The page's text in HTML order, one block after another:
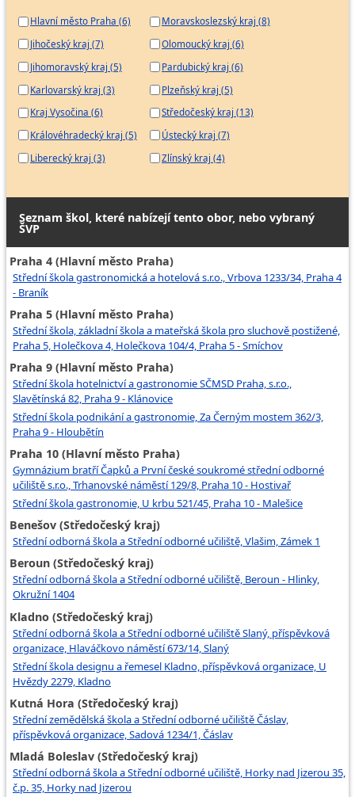
Hlavní město Praha (6)
Jihočeský kraj (7)
Jihomoravský kraj (5)
Karlovarský kraj (3)
Kraj Vysočina (6)
Královéhradecký kraj (5)
Liberecký kraj (3)
Moravskoslezský kraj (8)
Olomoucký kraj (6)
Pardubický kraj (6)
Plzeňský kraj (5)
Středočeský kraj (13)
Ústecký kraj (7)
Zlínský kraj (4)
Seznam škol, které nabízejí tento obor, nebo vybraný
ŠVP
Praha 4 (Hlavní město Praha)
Střední škola gastronomická a hotelová s.r.o., Vrbova 1233/34, Praha 4
- Braník
Praha 5 (Hlavní město Praha)
Střední škola, základní škola a mateřská škola pro sluchově postižené,
Praha 5, Holečkova 4, Holečkova 104/4, Praha 5 - Smíchov
Praha 9 (Hlavní město Praha)
Střední škola hotelnictví a gastronomie SČMSD Praha, s.r.o.,
Slavětínská 82, Praha 9 - Klánovice
Střední škola podnikání a gastronomie, Za Černým mostem 362/3,
Praha 9 - Hloubětín
Praha 10 (Hlavní město Praha)
Gymnázium bratří Čapků a První české soukromé střední odborné
učiliště s.r.o., Trhanovské náměstí 129/8, Praha 10 - Hostivař
Střední škola gastronomie, U krbu 521/45, Praha 10 - Malešice
Benešov (Středočeský kraj)
Střední odborná škola a Střední odborné učiliště, Vlašim, Zámek 1
Beroun (Středočeský kraj)
Střední odborná škola a Střední odborné učiliště, Beroun - Hlinky,
Okružní 1404
Kladno (Středočeský kraj)
Střední odborná škola a Střední odborné učiliště Slaný, příspěvková
organizace, Hlaváčkovo náměstí 673/14, Slaný
Střední škola designu a řemesel Kladno, příspěvková organizace, U
Hvězdy 2279, Kladno
Kutná Hora (Středočeský kraj)
Střední zemědělská škola a Střední odborné učiliště Čáslav,
příspěvková organizace, Sadová 1234/1, Čáslav
Mladá Boleslav (Středočeský kraj)
Střední odborná škola a Střední odborné učiliště, Horky nad Jizerou 35,
č.p. 35, Horky nad Jizerou